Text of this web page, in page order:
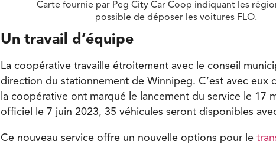
Carte fournie par Peg City Car Coop indiquant les
possible de déposer les voitures FLO.
Un travail d’équipe
La coopérative travaille étroitement avec le conseil
direction du stationnement de Winnipeg. C’est avec eux
la coopérative ont marqué le lancement du service le 17
officiel le 7 juin 2023, 35 véhicules seront disponibles
Ce nouveau service offre un nouvelle options pour le